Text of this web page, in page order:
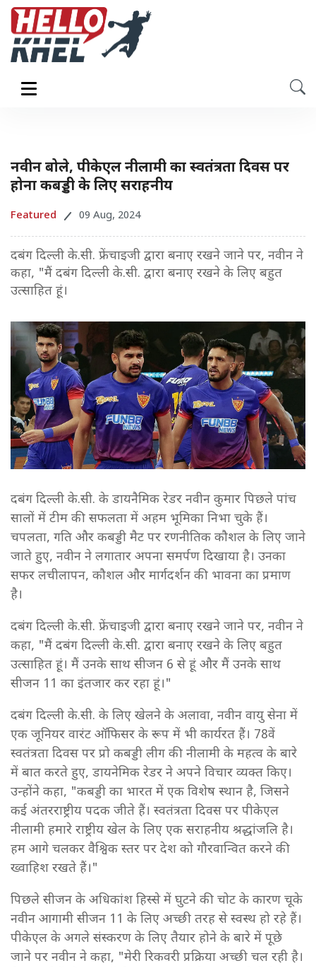
नवीन बोले, पीकेएल नीलामी का स्वतंत्रता दिवस पर
होना कबड्डी के लिए सराहनीय
Featured 09 Aug, 2024
दबंग दिल्ली के.सी. फ्रेंचाइजी द्वारा बनाए रखने जाने पर, नवीन ने
कहा, "मैं दबंग दिल्ली के.सी. द्वारा बनाए रखने के लिए बहुत
उत्साहित हूं।
दबंग दिल्ली के.सी. के डायनैमिक रेडर नवीन कुमार पिछले पांच
सालों में टीम की सफलता में अहम भूमिका निभा चुके हैं।
चपलता, गति और कबड्डी मैट पर रणनीतिक कौशल के लिए जाने
जाते हुए, नवीन ने लगातार अपना समर्पण दिखाया है। उनका
सफर लचीलापन, कौशल और मार्गदर्शन की भावना का प्रमाण
है।
दबंग दिल्ली के.सी. फ्रेंचाइजी द्वारा बनाए रखने जाने पर, नवीन ने
कहा, "मैं दबंग दिल्ली के.सी. द्वारा बनाए रखने के लिए बहुत
उत्साहित हूं। मैं उनके साथ सीजन 6 से हूं और मैं उनके साथ
सीजन 11 का इंतजार कर रहा हूं।"
दबंग दिल्ली के.सी. के लिए खेलने के अलावा, नवीन वायु सेना में
एक जूनियर वारंट ऑफिसर के रूप में भी कार्यरत हैं। 78वें
स्वतंत्रता दिवस पर प्रो कबड्डी लीग की नीलामी के महत्व के बारे
में बात करते हुए, डायनेमिक रेडर ने अपने विचार व्यक्त किए।
उन्होंने कहा, "कबड्डी का भारत में एक विशेष स्थान है, जिसने
कई अंतरराष्ट्रीय पदक जीते हैं। स्वतंत्रता दिवस पर पीकेएल
नीलामी हमारे राष्ट्रीय खेल के लिए एक सराहनीय श्रद्धांजलि है।
हम आगे चलकर वैश्विक स्तर पर देश को गौरवान्वित करने की
ख्वाहिश रखते हैं।"
पिछले सीजन के अधिकांश हिस्से में घुटने की चोट के कारण चूके
नवीन आगामी सीजन 11 के लिए अच्छी तरह से स्वस्थ हो रहे हैं।
पीकेएल के अगले संस्करण के लिए तैयार होने के बारे में पूछे
जाने पर नवीन ने कहा, "मेरी रिकवरी प्रक्रिया अच्छी चल रही है।